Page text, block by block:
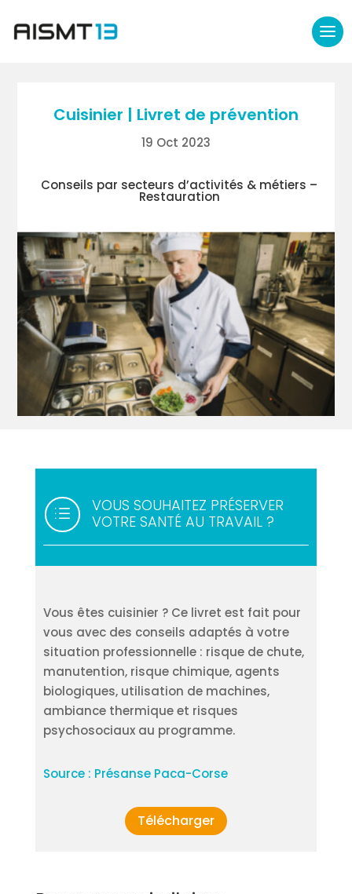
Cuisinier | Livret de prévention
19 Oct 2023
Conseils par secteurs d’activités & métiers –
Restauration
d
VOUS SOUHAITEZ PRÉSERVER
VOTRE SANTÉ AU TRAVAIL ?
Vous êtes cuisinier ? Ce livret est fait pour
vous avec des conseils adaptés à votre
situation professionnelle : risque de chute,
manutention, risque chimique, agents
biologiques, utilisation de machines,
ambiance thermique et risques
psychosociaux au programme.
Source : Présanse Paca-Corse
Télécharger